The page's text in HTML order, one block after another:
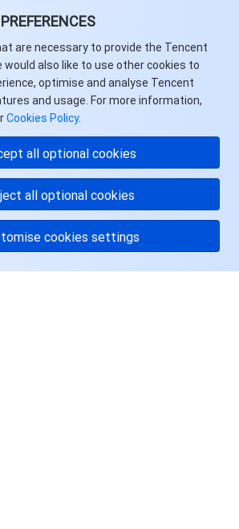
are necessary to provide the Tencent
would also like to use other cookies to
optimise and analyse Tencent
and usage. For more information,
Cookies Policy.
all optional cookies
all optional cookies
cookies settings
你好，我可以回答您的
问题，或者为您联系一
位顾问。